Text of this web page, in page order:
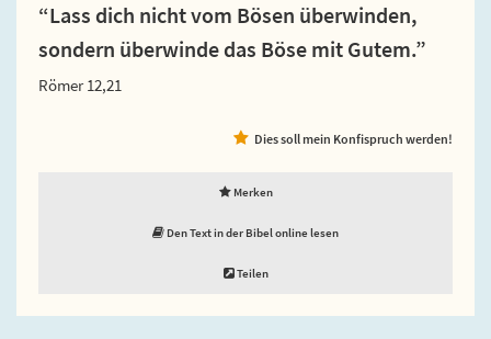
“Lass dich nicht vom Bösen überwinden,
sondern überwinde das Böse mit Gutem.”
Römer 12,21
Dies soll mein Konfispruch werden!
Merken
Den Text in der Bibel online lesen
Teilen